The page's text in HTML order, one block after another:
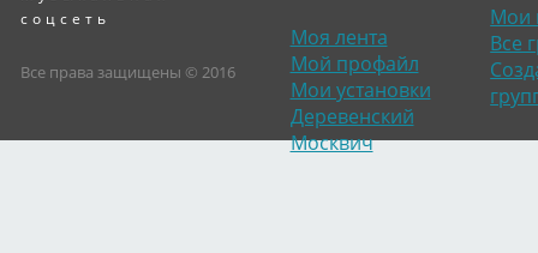
соцсеть
Все права защищены © 2016
Моя лента
Мой профайл
Мои установки
Деревенский
Москвич
Мои
Все